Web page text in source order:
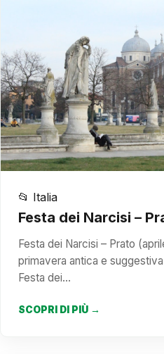
📂 Italia
Festa dei Narcisi –
Festa dei Narcisi – Prato
primavera antica e
Festa dei…
SCOPRI DI PIÙ →